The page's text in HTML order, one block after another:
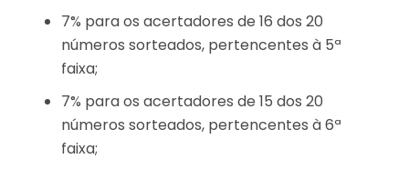
7% para os acertadores de 16 dos 20
números sorteados, pertencentes à 5ª
faixa;
7% para os acertadores de 15 dos 20
números sorteados, pertencentes à 6ª
faixa;